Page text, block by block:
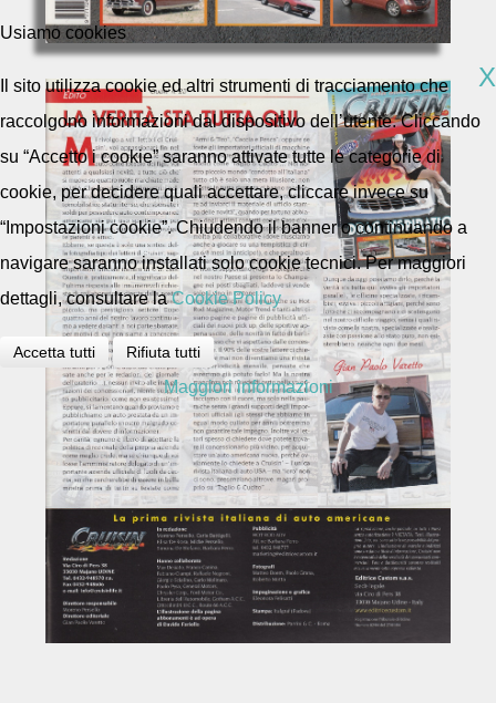
Usiamo cookies
X
Il sito utilizza cookie ed altri strumenti di tracciamento che
raccolgono informazioni dal dispositivo dell’utente. Cliccando
su “Accetto i cookie” saranno attivate tutte le categorie di
cookie, per decidere quali accettare, cliccare invece su
“Impostazioni cookie”. Chiudendo il banner o continuando a
navigare saranno installati solo cookie tecnici. Per maggiori
dettagli, consultare laCookie Policy
Accetta tutti Rifiuta tutti
Maggiori informazioni